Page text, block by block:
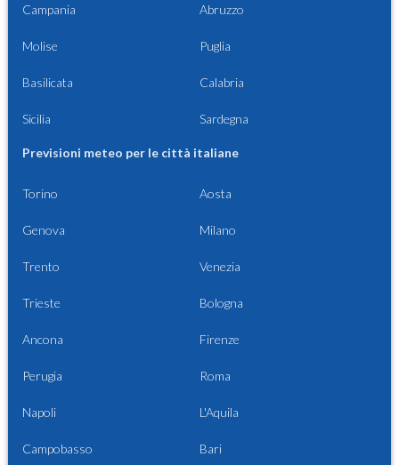
Campania Abruzzo
Molise Puglia
Basilicata Calabria
Sicilia Sardegna
Previsioni meteo per le città italiane
Torino Aosta
Genova Milano
Trento Venezia
Trieste Bologna
Ancona Firenze
Perugia Roma
Napoli L'Aquila
Campobasso Bari